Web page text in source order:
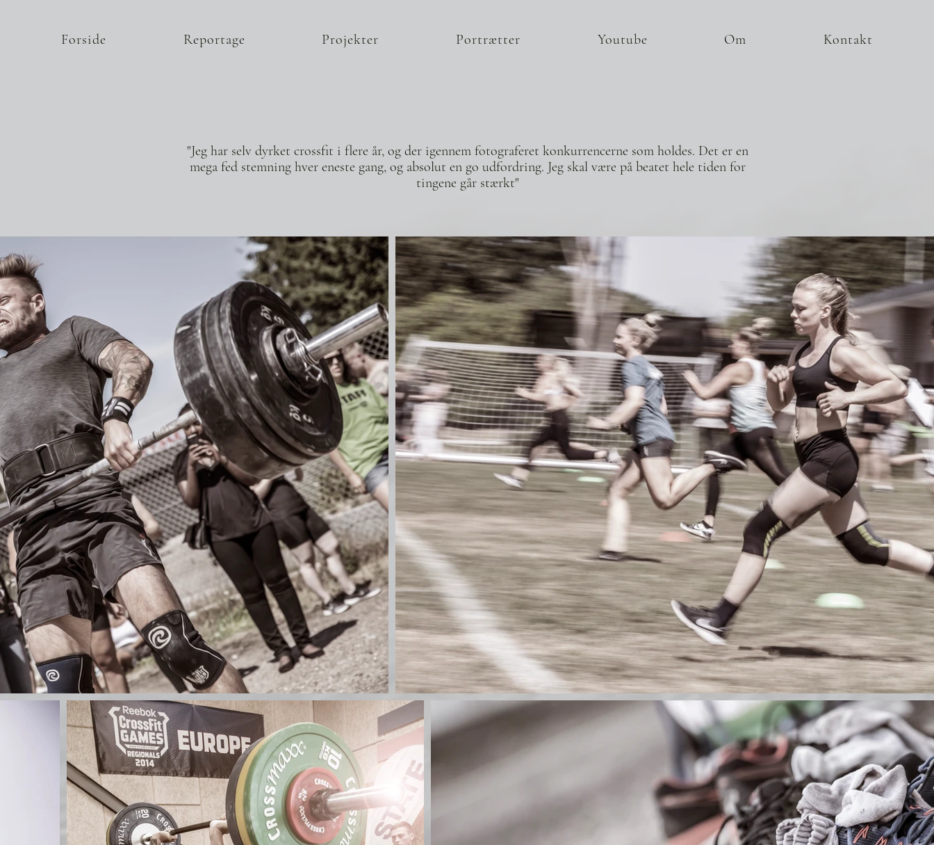
Forside Reportage Projekter Portrætter Youtube Om Kontakt
"Jeg har selv dyrket crossfit i flere år, og der igennem fotograferet konkurrencerne som holdes. Det er en
mega fed stemning hver eneste gang, og absolut en go udfordring. Jeg skal være på beatet hele tiden for
tingene går stærkt"